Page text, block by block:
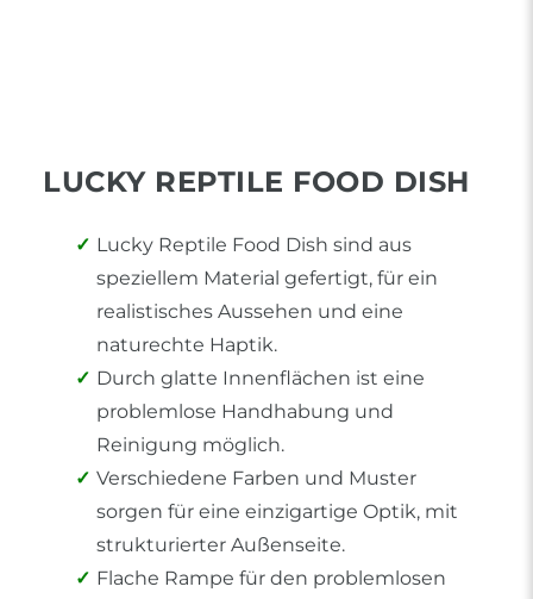
LUCKY REPTILE FOOD DISH
Lucky Reptile Food Dish sind aus
speziellem Material gefertigt, für ein
realistisches Aussehen und eine
naturechte Haptik.
Durch glatte Innenflächen ist eine
problemlose Handhabung und
Reinigung möglich.
Verschiedene Farben und Muster
sorgen für eine einzigartige Optik, mit
strukturierter Außenseite.
Flache Rampe für den problemlosen